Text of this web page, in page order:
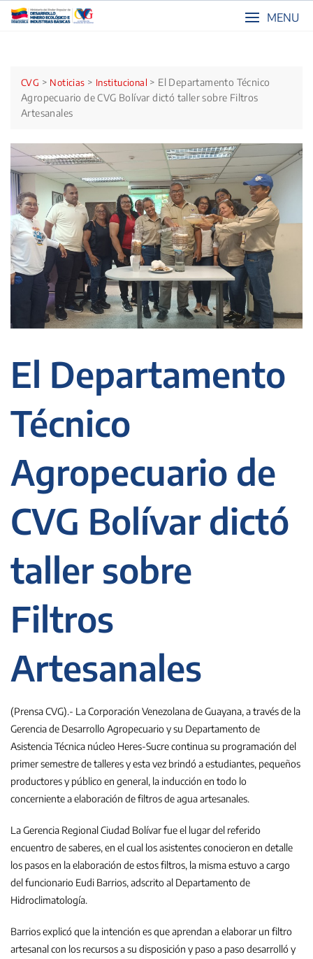
Skip
MENU
CVG > Noticias > Institucional > El Departamento Técnico
Agropecuario de CVG Bolívar dictó taller sobre Filtros
Artesanales
El Departamento
Técnico
Agropecuario de
CVG Bolívar dictó
taller sobre
Filtros
Artesanales
(Prensa CVG).- La Corporación Venezolana de Guayana, a través de la
Gerencia de Desarrollo Agropecuario y su Departamento de
Asistencia Técnica núcleo Heres-Sucre continua su programación del
primer semestre de talleres y esta vez brindó a estudiantes, pequeños
productores y público en general, la inducción en todo lo
concerniente a elaboración de filtros de agua artesanales.
La Gerencia Regional Ciudad Bolívar fue el lugar del referido
encuentro de saberes, en el cual los asistentes conocieron en detalle
los pasos en la elaboración de estos filtros, la misma estuvo a cargo
del funcionario Eudi Barrios, adscrito al Departamento de
Hidroclimatología.
Barrios explicó que la intención es que aprendan a elaborar un filtro
artesanal con los recursos a su disposición y paso a paso desarrolló y